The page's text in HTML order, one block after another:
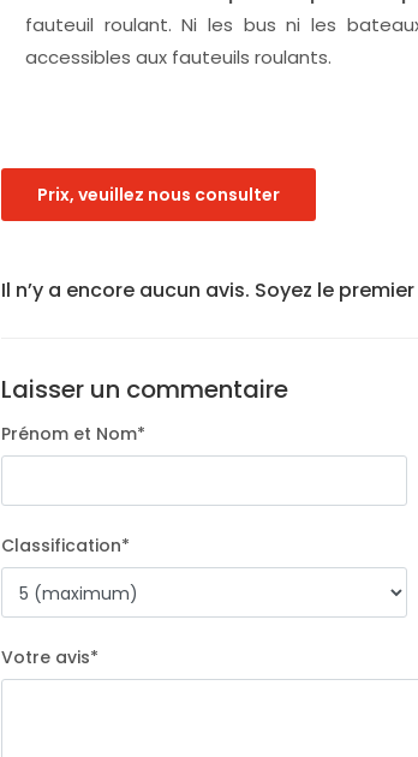
fauteuil roulant. Ni les bus ni les
accessibles aux fauteuils roulants.
Prix, veuillez nous consulter
Il n’y a encore aucun avis. Soyez le
Laisser un commentaire
Prénom et Nom*
Classification*
Votre avis*